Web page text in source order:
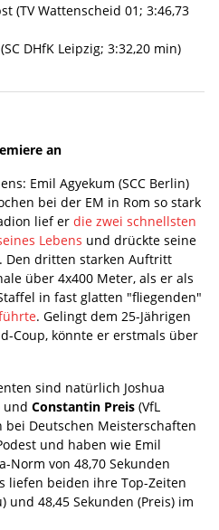
(TV Wattenscheid 01; 3:46,73
DHfK Leipzig; 3:32,20 min)
an
Emil Agyekum (SCC Berlin)
bei der EM in Rom so stark
lief er die zwei schnellsten
Lebens und drückte seine
Den dritten starken Auftritt
über 4x400 Meter, als er als
in fast glatten "fliegenden"
. Gelingt dem 25-Jährigen
Coup, könnte er erstmals über
sind natürlich Joshua
und Constantin Preis (VfL
bei Deutschen Meisterschaften
und haben wie Emil
Norm von 48,70 Sekunden
liefen beiden ihre Top-Zeiten
und 48,45 Sekunden (Preis) im